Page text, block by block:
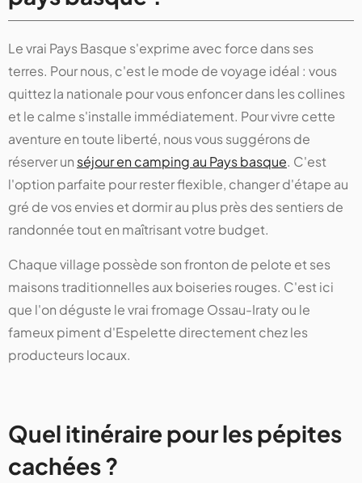
Le vrai Pays Basque s'exprime avec force dans ses
terres. Pour nous, c'est le mode de voyage idéal : vous
quittez la nationale pour vous enfoncer dans les collines
et le calme s'installe immédiatement. Pour vivre cette
aventure en toute liberté, nous vous suggérons de
réserver un séjour en camping au Pays basque. C'est
l'option parfaite pour rester flexible, changer d'étape au
gré de vos envies et dormir au plus près des sentiers de
randonnée tout en maîtrisant votre budget.
Chaque village possède son fronton de pelote et ses
maisons traditionnelles aux boiseries rouges. C'est ici
que l'on déguste le vrai fromage Ossau-Iraty ou le
fameux piment d'Espelette directement chez les
producteurs locaux.
Quel itinéraire pour les pépites
cachées ?